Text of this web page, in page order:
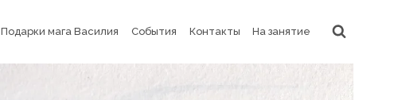
Подарки мага Василия События Контакты На занятие